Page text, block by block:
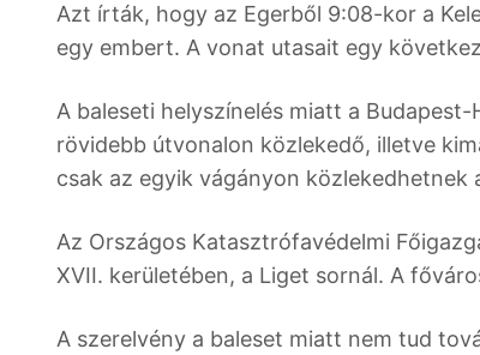
Azt írták, hogy az Egerből 9:08-kor a
egy embert. A vonat utasait egy
A baleseti helyszínelés miatt a
rövidebb útvonalon közlekedő, illetve
csak az egyik vágányon
Az Országos Katasztrófavédelmi
XVII. kerületében, a Liget sornál. A
A szerelvény a baleset miatt nem tud